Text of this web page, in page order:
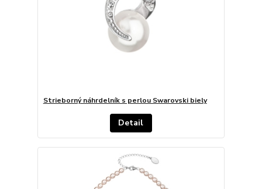
Strieborný náhrdelník s perlou Swarovski biely
Detail